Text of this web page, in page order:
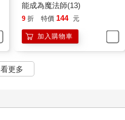
能成為魔法師(13)
9 折 特價 144 元
加入購物車
看更多